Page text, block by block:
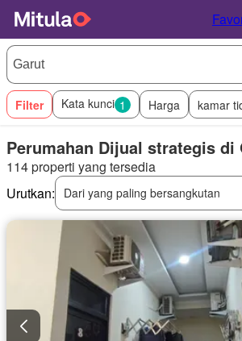
Filter Kata kunci 1 Harga kamar
Perumahan Dijual strategis di
114 properti yang tersedia
Urutkan:
Dari yang paling bersangkutan